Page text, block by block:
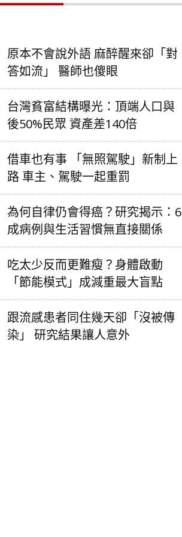
原本不會說外語 麻醉醒來卻「對
答如流」 醫師也傻眼
台灣貧富結構曝光：頂端人口與
後50%民眾 資產差140倍
借車也有事 「無照駕駛」新制上
路 車主、駕駛一起重罰
為何自律仍會得癌？研究揭示：6
成病例與生活習慣無直接關係
吃太少反而更難瘦？身體啟動
「節能模式」成減重最大盲點
跟流感患者同住幾天卻「沒被傳
染」 研究結果讓人意外